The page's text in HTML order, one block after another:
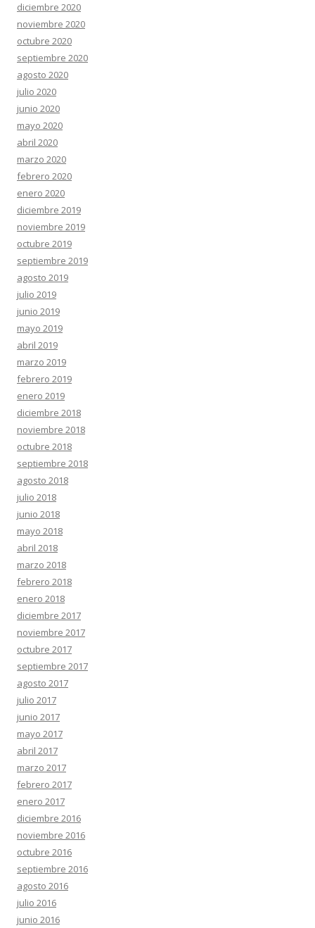
diciembre 2020
noviembre 2020
octubre 2020
septiembre 2020
agosto 2020
julio 2020
junio 2020
mayo 2020
abril 2020
marzo 2020
febrero 2020
enero 2020
diciembre 2019
noviembre 2019
octubre 2019
septiembre 2019
agosto 2019
julio 2019
junio 2019
mayo 2019
abril 2019
marzo 2019
febrero 2019
enero 2019
diciembre 2018
noviembre 2018
octubre 2018
septiembre 2018
agosto 2018
julio 2018
junio 2018
mayo 2018
abril 2018
marzo 2018
febrero 2018
enero 2018
diciembre 2017
noviembre 2017
octubre 2017
septiembre 2017
agosto 2017
julio 2017
junio 2017
mayo 2017
abril 2017
marzo 2017
febrero 2017
enero 2017
diciembre 2016
noviembre 2016
octubre 2016
septiembre 2016
agosto 2016
julio 2016
junio 2016